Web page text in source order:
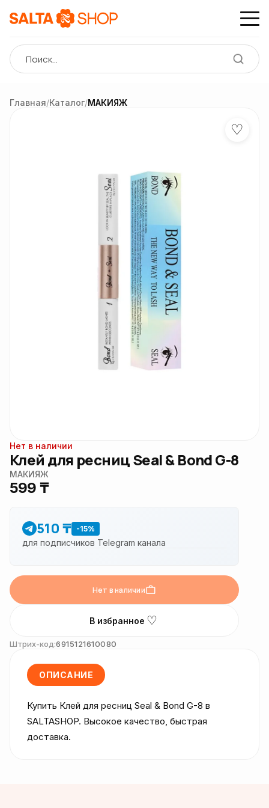
Главная/Каталог/МАКИЯЖ
♡
Нет в наличии
Клей для ресниц Seal & Bond G-8
МАКИЯЖ
599 ₸
510 ₸ -15%
для подписчиков Telegram канала
Нет в наличии
В избранное ♡
Штрих-код:6915121610080
ОПИСАНИЕ
Купить Клей для ресниц Seal & Bond G-8 в
SALTASHOP. Высокое качество, быстрая
доставка.